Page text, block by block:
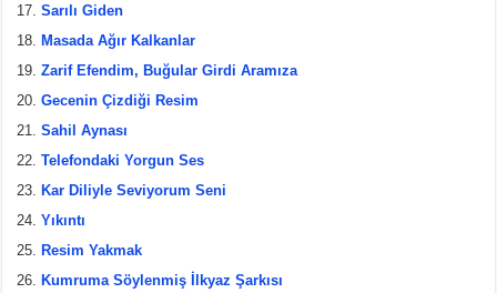
Sarılı Giden
Masada Ağır Kalkanlar
Zarif Efendim, Buğular Girdi Aramıza
Gecenin Çizdiği Resim
Sahil Aynası
Telefondaki Yorgun Ses
Kar Diliyle Seviyorum Seni
Yıkıntı
Resim Yakmak
Kumruma Söylenmiş İlkyaz Şarkısı